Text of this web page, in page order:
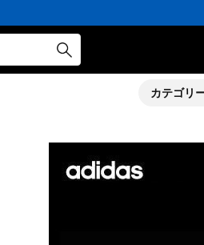
会
会
カテゴリ